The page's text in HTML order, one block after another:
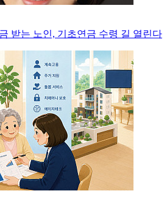
받는 노인, 기초연금 수령 길 열린다